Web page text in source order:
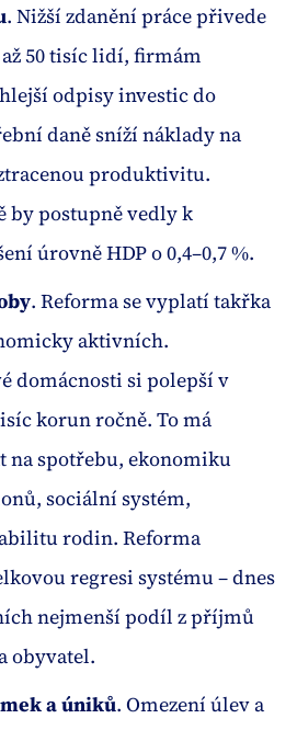
. Nižší zdanění práce přivede
50 tisíc lidí, firmám
odpisy investic do
daně sníží náklady na
produktivitu.
by postupně vedly k
úrovně HDP o 0,4–0,7 %.
. Reforma se vyplatí takřka
aktivních.
domácnosti si polepší v
korun ročně. To má
na spotřebu, ekonomiku
sociální systém,
rodin. Reforma
regresi systému – dnes
nejmenší podíl z příjmů
obyvatel.
a úniků. Omezení úlev a